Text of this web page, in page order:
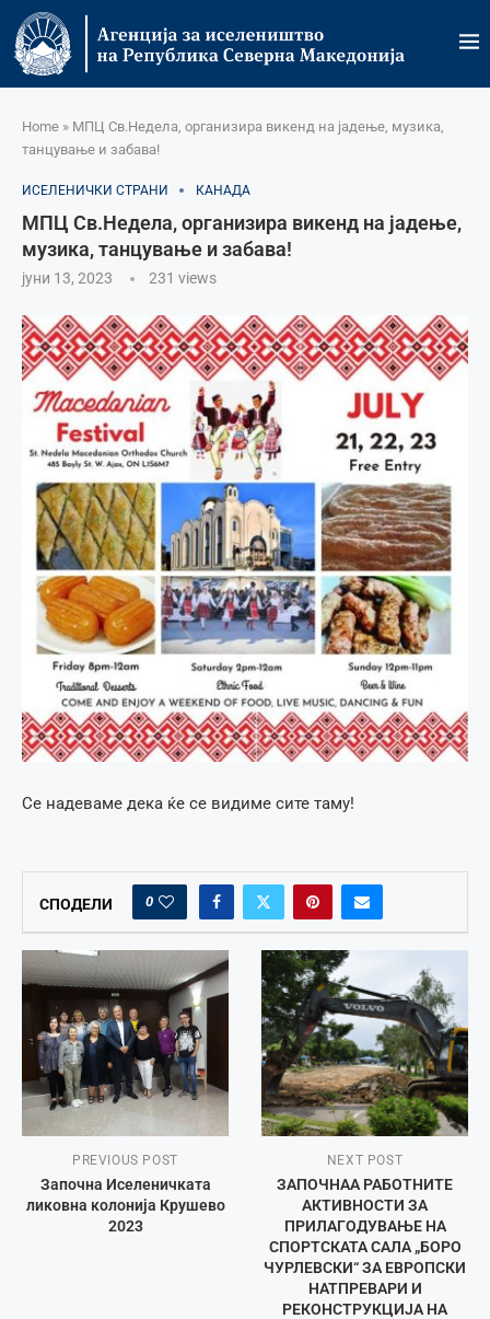
Home » МПЦ Св.Недела, организира викенд на јадење, музика,
танцување и забава!
ИСЕЛЕНИЧКИ СТРАНИ КАНАДА
МПЦ Св.Недела, организира викенд на јадење,
музика, танцување и забава!
јуни 13, 2023 231 views
Се надеваме дека ќе се видиме сите таму!
СПОДЕЛИ 0
PREVIOUS POST
Започна Иселеничката
ликовна колонија Крушево
2023
NEXT POST
ЗАПОЧНАА РАБОТНИТЕ
АКТИВНОСТИ ЗА
ПРИЛАГОДУВАЊЕ НА
СПОРТСКАТА САЛА „БОРО
ЧУРЛЕВСКИ“ ЗА ЕВРОПСКИ
НАТПРЕВАРИ И
РЕКОНСТРУКЦИЈА НА